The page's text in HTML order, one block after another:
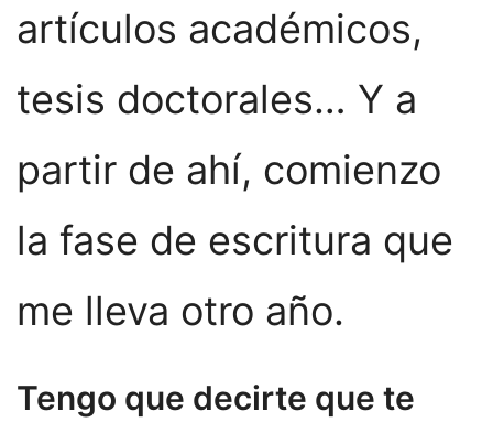
artículos académicos,
tesis doctorales… Y a
partir de ahí, comienzo
la fase de escritura que
me lleva otro año.
Tengo que decirte que te